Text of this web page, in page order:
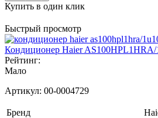
Купить в один клик
Быстрый просмотр
Кондиционер Haier AS100HPL1HRA/
Рейтинг:
Мало
Артикул: 00-0004729
Бренд